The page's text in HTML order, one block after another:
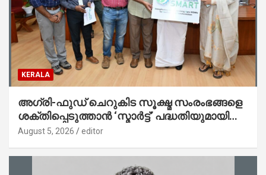
KERALA
അഗ്രി-ഫുഡ് ചെറുകിട സൂക്ഷ്മ സംരംഭങ്ങളെ
ശക്തിപ്പെടുത്താന്‍ ‘സ്മാര്‍ട്ട്’ പദ്ധതിയുമായി
കേര; ലോഗോ മുഖ്യമന്ത്രി പ്രകാശനം
August 5, 2026 editor